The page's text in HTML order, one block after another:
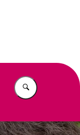
Vul in wat u